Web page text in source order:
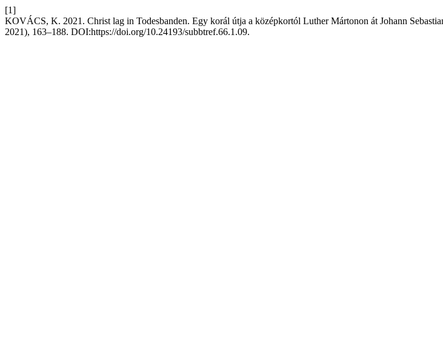
[1]
KOVÁCS, K. 2021. Christ lag in Todesbanden. Egy korál útja a középkortól Luther Mártonon át Johann
2021), 163–188. DOI:https://doi.org/10.24193/subbtref.66.1.09.